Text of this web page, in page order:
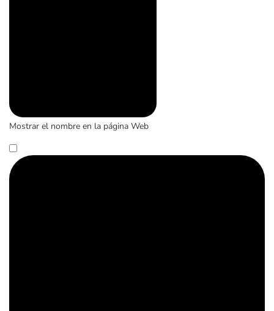
Mostrar el nombre en la página Web